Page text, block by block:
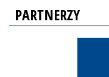
PARTNERZY